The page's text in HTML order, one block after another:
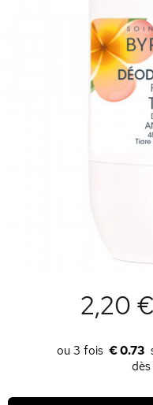
2,20 €
€ 0.73